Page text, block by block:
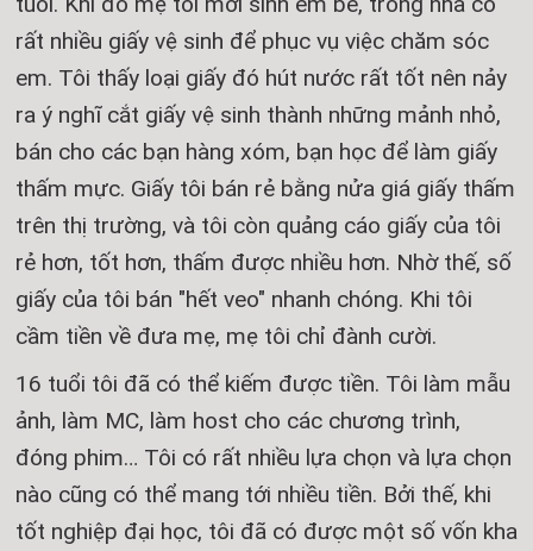
rất nhiều giấy vệ sinh để phục vụ việc chăm sóc
em. Tôi thấy loại giấy đó hút nước rất tốt nên nảy
ra ý nghĩ cắt giấy vệ sinh thành những mảnh nhỏ,
bán cho các bạn hàng xóm, bạn học để làm giấy
thấm mực. Giấy tôi bán rẻ bằng nửa giá giấy thấm
trên thị trường, và tôi còn quảng cáo giấy của tôi
rẻ hơn, tốt hơn, thấm được nhiều hơn. Nhờ thế, số
giấy của tôi bán "hết veo" nhanh chóng. Khi tôi
cầm tiền về đưa mẹ, mẹ tôi chỉ đành cười.
16 tuổi tôi đã có thể kiếm được tiền. Tôi làm mẫu
ảnh, làm MC, làm host cho các chương trình,
đóng phim… Tôi có rất nhiều lựa chọn và lựa chọn
nào cũng có thể mang tới nhiều tiền. Bởi thế, khi
tốt nghiệp đại học, tôi đã có được một số vốn kha